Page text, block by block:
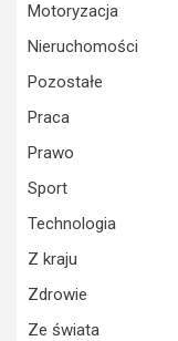
Motoryzacja
Nieruchomości
Pozostałe
Praca
Prawo
Sport
Technologia
Z kraju
Zdrowie
Ze świata